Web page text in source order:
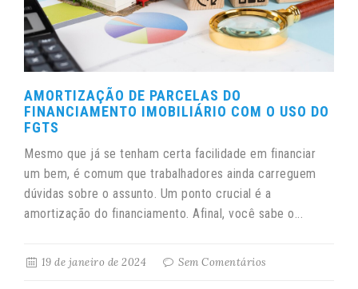
AMORTIZAÇÃO DE PARCELAS DO
FINANCIAMENTO IMOBILIÁRIO COM O USO DO
FGTS
Mesmo que já se tenham certa facilidade em financiar
um bem, é comum que trabalhadores ainda carreguem
dúvidas sobre o assunto. Um ponto crucial é a
amortização do financiamento. Afinal, você sabe o...
19 de janeiro de 2024 Sem Comentários